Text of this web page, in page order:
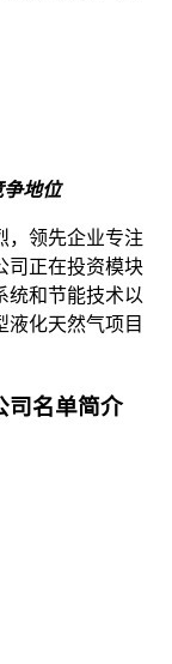
地位
，领先企业专注
司正在投资模块
统和节能技术以
液化天然气项目
司名单简介